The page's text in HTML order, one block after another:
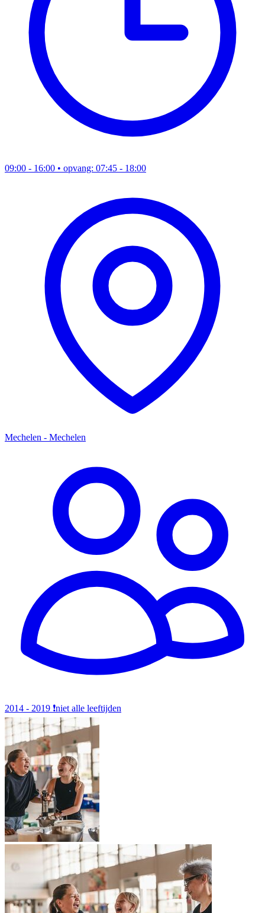
09:00 - 16:00 • opvang: 07:45 - 18:00
Mechelen - Mechelen
2014 - 2019 ❗️niet alle leeftijden